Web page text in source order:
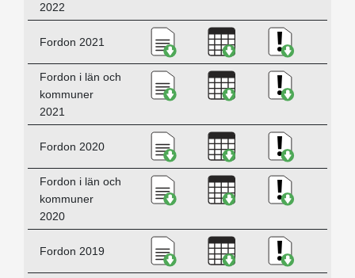
2022
Fordon 2021 Ladda ner Fordon 2021, PDF
Ladda ner Fordon
Ladda ner
Fordon i län och
kommuner
2021
Ladda ner Fordon i län och
Ladda ner Fordon i
Ladda ner
Fordon 2020 Ladda ner Fordon 2020, PDF
Ladda ner Fordon
Ladda ner
Fordon i län och
kommuner
2020
Ladda ner Fordon i län och
Ladda ner Fordon i
Ladda ner
Fordon 2019 Ladda ner Fordon 2019, PDF
Ladda ner Fordon
Ladda ner